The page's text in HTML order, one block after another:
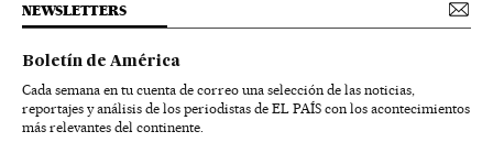
NEWSLETTERS
Boletín de América
Cada semana en tu cuenta de correo una selección de las noticias,
reportajes y análisis de los periodistas de EL PAÍS con los acontecimientos
más relevantes del continente.